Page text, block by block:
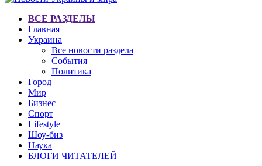
ВСЕ РАЗДЕЛЫ
Главная
Украина
Все новости раздела
События
Политика
Город
Мир
Бизнес
Спорт
Lifestyle
Шоу-биз
Наука
БЛОГИ ЧИТАТЕЛЕЙ